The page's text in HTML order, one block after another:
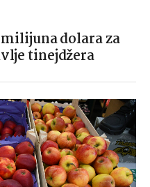
dolara za
tinejdžera